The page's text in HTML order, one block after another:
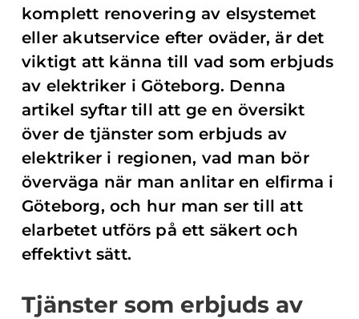
komplett renovering av elsystemet
eller akutservice efter oväder, är det
viktigt att känna till vad som erbjuds
av elektriker i Göteborg. Denna
artikel syftar till att ge en översikt
över de tjänster som erbjuds av
elektriker i regionen, vad man bör
överväga när man anlitar en elfirma i
Göteborg, och hur man ser till att
elarbetet utförs på ett säkert och
effektivt sätt.
Tjänster som erbjuds av